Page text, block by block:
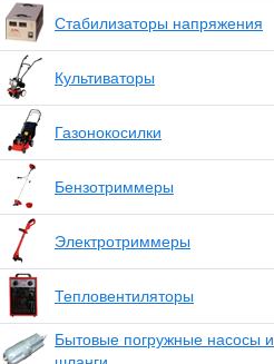
Стабилизаторы напряжения
Культиваторы
Газонокосилки
Бензотриммеры
Электротриммеры
Тепловентиляторы
Бытовые погружные насосы и